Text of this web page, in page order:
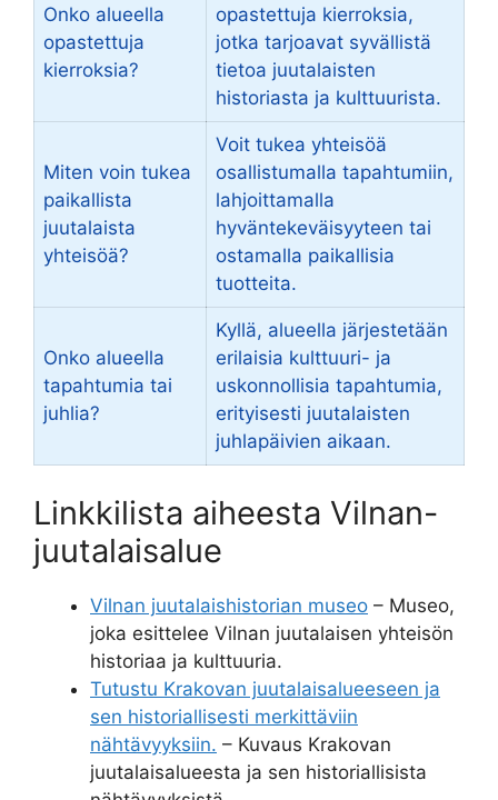
Onko alueella
opastettuja
kierroksia?
opastettuja kierroksia,
jotka tarjoavat syvällistä
tietoa juutalaisten
historiasta ja kulttuurista.
Miten voin tukea
paikallista
juutalaista
yhteisöä?
Voit tukea yhteisöä
osallistumalla tapahtumiin,
lahjoittamalla
hyväntekeväisyyteen tai
ostamalla paikallisia
tuotteita.
Onko alueella
tapahtumia tai
juhlia?
Kyllä, alueella järjestetään
erilaisia kulttuuri- ja
uskonnollisia tapahtumia,
erityisesti juutalaisten
juhlapäivien aikaan.
Linkkilista aiheesta Vilnan-
juutalaisalue
Vilnan juutalaishistorian museo – Museo,
joka esittelee Vilnan juutalaisen yhteisön
historiaa ja kulttuuria.
Tutustu Krakovan juutalaisalueeseen ja
sen historiallisesti merkittäviin
nähtävyyksiin. – Kuvaus Krakovan
juutalaisalueesta ja sen historiallisista